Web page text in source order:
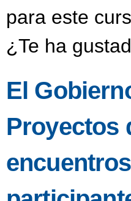
para este
¿Te ha
El
Proyectos